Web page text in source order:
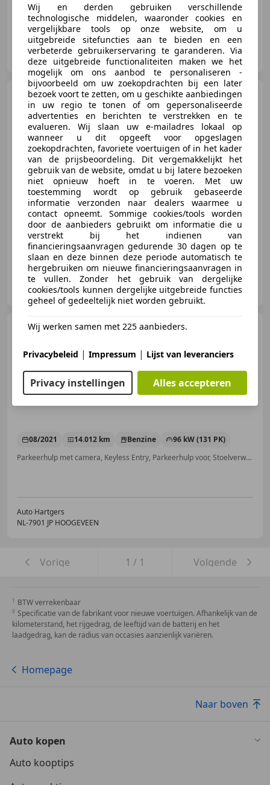
Auto Hartgers
NL-7901 JP HOOGEVEEN
Mercedes-Benz B 180
AMG Upgrade Edition Automaat
€ 19.550
08/2018 44.900 km Benzine
90 kW (122 PK)
Auto Hartgers
NL-7901 JP HOOGEVEEN
Opel Mokka
€ 22.500 1
08/2021 14.012 km Benzine
96 kW (131 PK)
Parkeerhulp met camera, Keyless Entry, Parkeerhulp voor, Stoelverwarming, Massagestoelen, Dodehoekdetectie, Getinte ramen, Lichtmetalen velgen
Auto Hartgers
NL-7901 JP HOOGEVEEN
Vorige 1 / 1 Volgende
BTW verrekenbaar
Specificatie van de fabrikant voor nieuwe voertuigen. Afhankelijk van de
kilometerstand, het rijgedrag, de leeftijd van de batterij en het
laadgedrag, kan de radius van occasies aanzienlijk variëren.
Homepage
Naar boven
Auto kopen
Auto kooptips
Wij en derden gebruiken verschillende
technologische middelen, waaronder cookies en
vergelijkbare tools op onze website, om u
uitgebreide sitefuncties aan te bieden en een
verbeterde gebruikerservaring te garanderen. Via
deze uitgebreide functionaliteiten maken we het
mogelijk om ons aanbod te personaliseren -
bijvoorbeeld om uw zoekopdrachten bij een later
bezoek voort te zetten, om u geschikte aanbiedingen
in uw regio te tonen of om gepersonaliseerde
advertenties en berichten te verstrekken en te
evalueren. Wij slaan uw e-mailadres lokaal op
wanneer u dit opgeeft voor opgeslagen
zoekopdrachten, favoriete voertuigen of in het kader
van de prijsbeoordeling. Dit vergemakkelijkt het
gebruik van de website, omdat u bij latere bezoeken
niet opnieuw hoeft in te voeren. Met uw
toestemming wordt op gebruik gebaseerde
informatie verzonden naar dealers waarmee u
contact opneemt. Sommige cookies/tools worden
door de aanbieders gebruikt om informatie die u
verstrekt bij het indienen van
financieringsaanvragen gedurende 30 dagen op te
slaan en deze binnen deze periode automatisch te
hergebruiken om nieuwe financieringsaanvragen in
te vullen. Zonder het gebruik van dergelijke
cookies/tools kunnen dergelijke uitgebreide functies
geheel of gedeeltelijk niet worden gebruikt.
Wij werken samen met 225 aanbieders.
Privacybeleid | Impressum | Lijst van leveranciers
Privacy instellingen Alles accepteren